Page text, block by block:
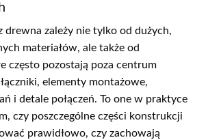
drewna zależy nie tylko od dużych,
materiałów, ale także od
często pozostają poza centrum
elementy montażowe,
i detale połączeń. To one w praktyce
czy poszczególne części konstrukcji
prawidłowo, czy zachowają